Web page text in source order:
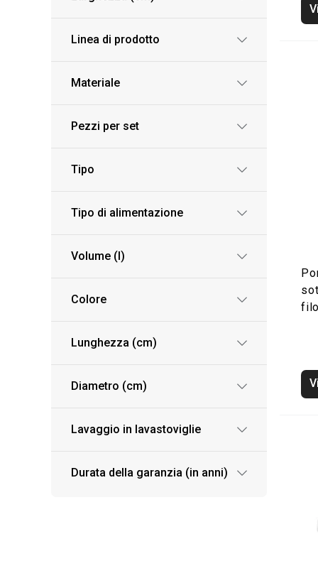
Linea di prodotto
Materiale
Pezzi per set
Tipo
Tipo di alimentazione
Volume (l)
Colore
Lunghezza (cm)
Diametro (cm)
Lavaggio in lavastoviglie
Durata della garanzia (in anni)